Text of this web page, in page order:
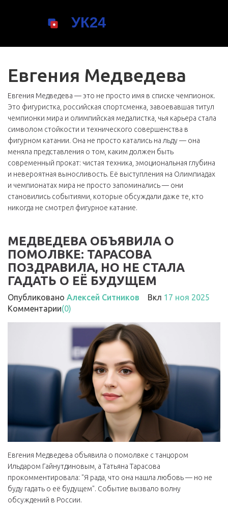
Евгения Медведева
Евгения Медведева — это не просто имя в списке чемпионок.
Это фигуристка российская спортсменка, завоевавшая титул
чемпионки мира и олимпийская медалистка, чья карьера стала
символом стойкости и технического совершенства в
фигурном катании. Она не просто катались на льду — она
меняла представления о том, каким должен быть
современный прокат: чистая техника, эмоциональная глубина
и невероятная выносливость. Её выступления на Олимпиадах
и чемпионатах мира не просто запоминались — они
становились событиями, которые обсуждали даже те, кто
никогда не смотрел фигурное катание.
МЕДВЕДЕВА ОБЪЯВИЛА О
ПОМОЛВКЕ: ТАРАСОВА
ПОЗДРАВИЛА, НО НЕ СТАЛА
ГАДАТЬ О ЕЁ БУДУЩЕМ
Опубликовано Алексей Ситников Вкл 17 ноя 2025
Комментарии(0)
Евгения Медведева объявила о помолвке с танцором
Ильдаром Гайнутдиновым, а Татьяна Тарасова
прокомментировала: "Я рада, что она нашла любовь — но не
буду гадать о её будущем". Событие вызвало волну
обсуждений в России.